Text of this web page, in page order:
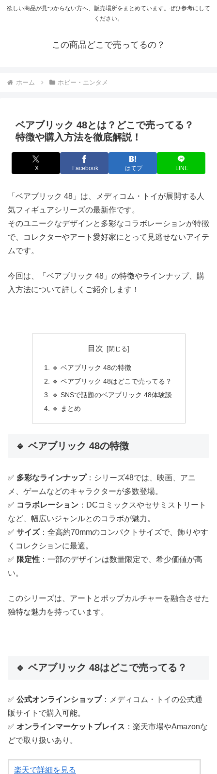
欲しい商品が見つからない方へ、販売場所をまとめています。ぜひ参考にして
ください。
この商品どこで売ってるの？
ホーム ホビー・エンタメ
ベアブリック 48とは？どこで売ってる？
特徴や購入方法を徹底解説！
X Facebook はてブ LINE
「ベアブリック 48」は、メディコム・トイが展開する人
気フィギュアシリーズの最新作です。
そのユニークなデザインと多彩なコラボレーションが特徴
で、コレクターやアート愛好家にとって見逃せないアイテ
ムです。
今回は、「ベアブリック 48」の特徴やラインナップ、購
入方法について詳しくご紹介します！
目次
🔹 ベアブリック 48の特徴
🔹 ベアブリック 48はどこで売ってる？
🔹 SNSで話題のベアブリック 48体験談
🔹 まとめ
🔹 ベアブリック 48の特徴
✅ 多彩なラインナップ：シリーズ48では、映画、アニ
メ、ゲームなどのキャラクターが多数登場。
✅ コラボレーション ：DCコミックスやセサミストリート
など、幅広いジャンルとのコラボが魅力。
✅ サイズ：全高約70mmのコンパクトサイズで、飾りやす
くコレクションに最適。
✅ 限定性 ：一部のデザインは数量限定で、希少価値が高
い。
このシリーズは、アートとポップカルチャーを融合させた
独特な魅力を持っています。
🔹 ベアブリック 48はどこで売ってる？
✅ 公式オンラインショップ：メディコム・トイの公式通
販サイトで購入可能。
✅ オンラインマーケットプレイス ：楽天市場やAmazonな
どで取り扱いあり。
楽天で詳細を見る